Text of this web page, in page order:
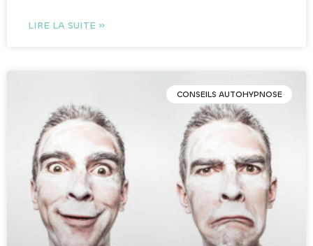
LIRE LA SUITE »
CONSEILS AUTOHYPNOSE